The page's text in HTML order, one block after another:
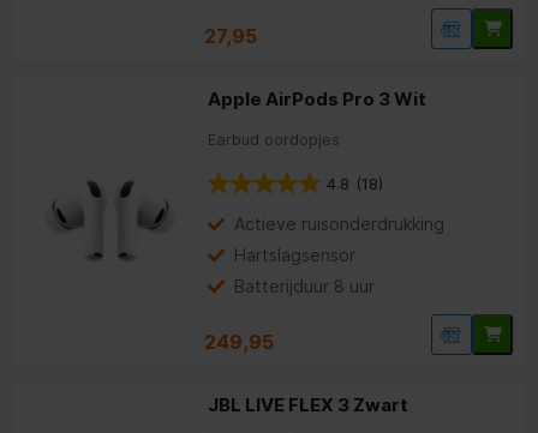
27,95
Apple AirPods Pro 3 Wit
Earbud oordopjes
4.8 (18)
Actieve ruisonderdrukking
Hartslagsensor
Batterijduur 8 uur
249,95
JBL LIVE FLEX 3 Zwart